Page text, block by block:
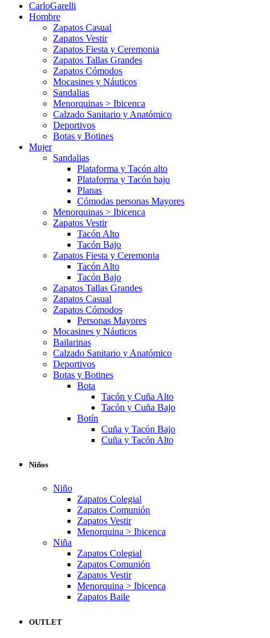
CarloGarelli
Hombre
Zapatos Casual
Zapatos Vestir
Zapatos Fiesta y Ceremonia
Zapatos Tallas Grandes
Zapatos Cómodos
Mocasines y Náuticos
Sandalias
Menorquinas > Ibicenca
Calzado Sanitario y Anatómico
Deportivos
Botas y Botines
Mujer
Sandalias
Plataforma y Tacón alto
Plataforma y Tacón bajo
Planas
Cómodas personas Mayores
Menorquinas > Ibicenca
Zapatos Vestir
Tacón Alto
Tacón Bajo
Zapatos Fiesta y Ceremonia
Tacón Alto
Tacón Bajo
Zapatos Tallas Grandes
Zapatos Casual
Zapatos Cómodos
Personas Mayores
Mocasines y Náuticos
Bailarinas
Calzado Sanitario y Anatómico
Deportivos
Botas y Botines
Bota
Tacón y Cuña Alto
Tacón y Cuña Bajo
Botín
Cuña y Tacón Bajo
Cuña y Tacón Alto
Niños
Niño
Zapatos Colegial
Zapatos Comunión
Zapatos Vestir
Menorquina > Ibicenca
Niña
Zapatos Colegial
Zapatos Comunión
Zapatos Vestir
Menorquina > Ibicenca
Zapatos Baile
OUTLET